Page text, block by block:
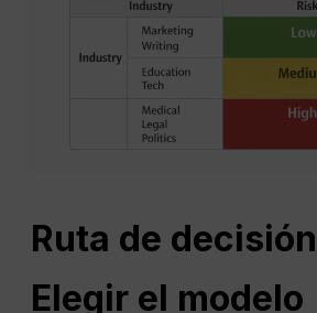
Ruta de
Elegir el modelo